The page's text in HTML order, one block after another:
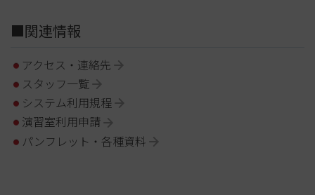
■関連情報
アクセス・連絡先
スタッフ一覧
システム利用規程
演習室利用申請
パンフレット・各種資料